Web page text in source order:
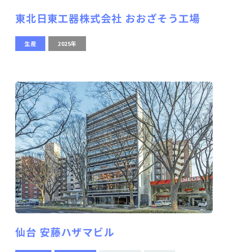
東北日東工器株式会社 おおざそう工場
生産 2025年
仙台 安藤ハザマビル